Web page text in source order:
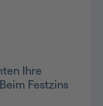
Ihre
Festzins